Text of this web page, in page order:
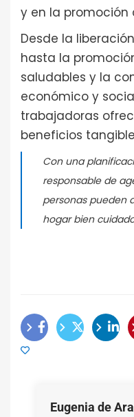
y en la promoción
Desde la
hasta la
saludables y la
económico y
trabajadoras
beneficios
Con una
responsable de
personas pueden
hogar bien
Eugenia de